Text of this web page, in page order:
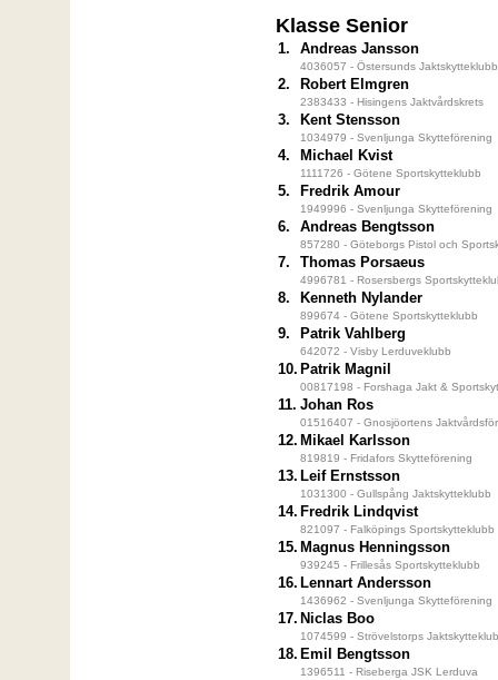
Klasse Senior
1. Andreas Jansson
4036057 - Östersunds Jaktskytteklubb
2. Robert Elmgren
2383433 - Hisingens Jaktvårdskrets
3. Kent Stensson
1034979 - Svenljunga Skytteförening
4. Michael Kvist
1111726 - Götene Sportskytteklubb
5. Fredrik Amour
1949996 - Svenljunga Skytteförening
6. Andreas Bengtsson
857280 - Göteborgs Pistol och
7. Thomas Porsaeus
4996781 - Rosersbergs
8. Kenneth Nylander
899674 - Götene Sportskytteklubb
9. Patrik Vahlberg
642072 - Visby Lerduveklubb
10. Patrik Magnil
00817198 - Forshaga Jakt &
11. Johan Ros
01516407 - Gnosjöortens
12. Mikael Karlsson
819819 - Fridafors Skytteförening
13. Leif Ernstsson
1031300 - Gullspång Jaktskytteklubb
14. Fredrik Lindqvist
821097 - Falköpings Sportskytteklubb
15. Magnus Henningsson
939245 - Frillesås Sportskytteklubb
16. Lennart Andersson
1436962 - Svenljunga Skytteförening
17. Niclas Boo
1074599 - Strövelstorps
18. Emil Bengtsson
1396511 - Riseberga JSK Lerduva